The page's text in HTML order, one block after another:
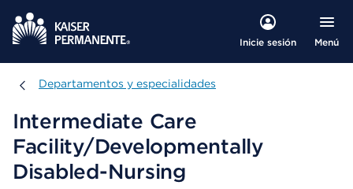
Inicie sesión Menú
Departamentos y especialidades
Departamentos y especialidades
Intermediate Care
Facility/Developmentally
Disabled-Nursing